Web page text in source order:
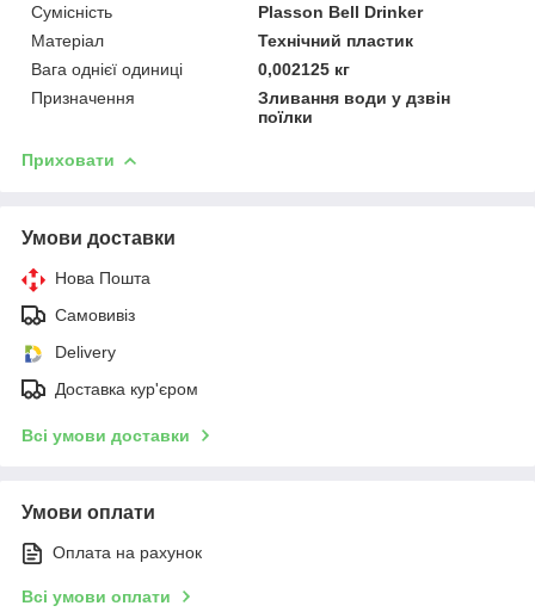
Сумісність
Plasson Bell Drinker
Матеріал
Технічний пластик
Вага однієї одиниці
0,002125 кг
Призначення
Зливання води у дзвін
поїлки
Приховати
Умови доставки
Нова Пошта
Самовивіз
Delivery
Доставка кур'єром
Всі умови доставки
Умови оплати
Оплата на рахунок
Всі умови оплати